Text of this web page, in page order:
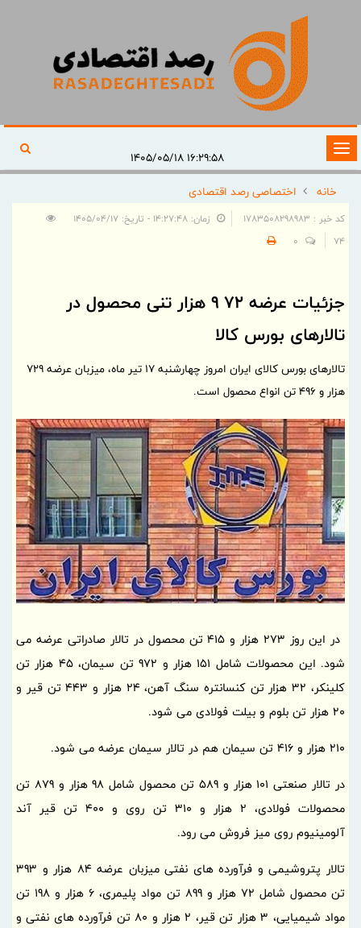
تغییر
وضعیت
ناوبری
۱۶:۲۹:۵۸ ۱۴۰۵/۰۵/۱۸
خانه
اختصاصی رصد اقتصادی
کد خبر : 1783508298983
زمان: ۱۴:۲۷:۴۸ - تاریخ: ۱۴۰۵/۰۴/۱۷
74
0
جزئیات عرضه ۷۲ ۹ هزار تنی محصول در
تالارهای بورس کالا
تالارهای بورس کالای ایران امروز چهارشنبه ۱۷ تیر ماه، میزبان عرضه ۷۲۹
هزار و ۴۹۶ تن انواع محصول است.
در این روز 273 هزار و 415 تن محصول در تالار صادراتی عرضه می
شود. این محصولات شامل 151 هزار و 972 تن سیمان، 45 هزار تن
کلینکر، 32 هزار تن کنسانتره سنگ آهن، 24 هزار و 443 تن قیر و
20 هزار تن بلوم و بیلت فولادی می شود.
210 هزار و 416 تن سیمان هم در تالار سیمان عرضه می شود.
در تالار صنعتی 101 هزار و 589 تن محصول شامل 98 هزار و 879 تن
محصولات فولادی، 2 هزار و 310 تن روی و 400 تن قیر آند
آلومینیوم روی میز فروش می رود.
تالار پتروشیمی و فرآورده های نفتی میزبان عرضه 84 هزار و 393
تن محصول شامل 72 هزار و 899 تن مواد پلیمری، 6 هزار و 198 تن
مواد شیمیایی، 3 هزار تن قیر، 2 هزار و 80 تن فرآورده های نفتی و